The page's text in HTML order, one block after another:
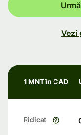
Vezi
1 MNT în CAD
Ridicat